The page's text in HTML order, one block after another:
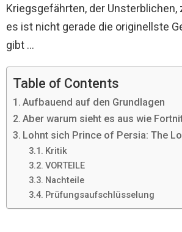
Kriegsgefährten, der Unsterblichen,
es ist nicht gerade die originellste
gibt …
Table of Contents
Aufbauend auf den Grundlagen
Aber warum sieht es aus wie
Lohnt sich Prince of Persia: The
Kritik
VORTEILE
Nachteile
Prüfungsaufschlüsselung